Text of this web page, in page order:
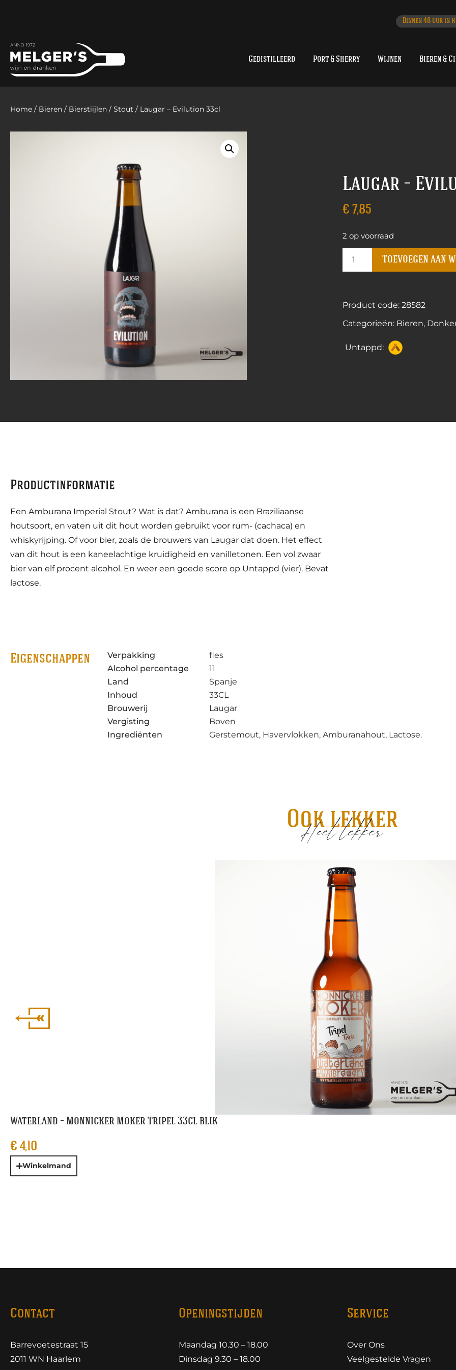
Binnen 48 uur in
Gedistilleerd Port & Sherry Wijnen Bieren &
Home / Bieren / Bierstiijlen / Stout / Laugar – Evilution 33cl
Laugar –
€ 7,85
2 op voorraad
Toevoegen aan
Product code: 28582
Categorieën: Bieren,
Untappd:
Productinformatie
Een Amburana Imperial Stout? Wat is dat? Amburana is een Braziliaanse
houtsoort, en vaten uit dit hout worden gebruikt voor rum- (cachaca) en
whiskyrijping. Of voor bier, zoals de brouwers van Laugar dat doen. Het effect
van dit hout is een kaneelachtige kruidigheid en vanilletonen. Een vol zwaar
bier van elf procent alcohol. En weer een goede score op Untappd (vier). Bevat
lactose.
Eigenschappen Verpakking
fles
Alcohol percentage
11
Land
Spanje
Inhoud
33CL
Brouwerij
Laugar
Vergisting
Boven
Ingrediënten
Gerstemout, Havervlokken, Amburanahout, Lactose.
Ook lekker
Heel lekker
Waterland – Monnicker Moker Tripel 33cl blik
€ 4,10
Winkelmand
Contact
Barrevoetestraat 15
2011 WN Haarlem
Openingstijden
Maandag 10.30 – 18.00
Dinsdag 9.30 – 18.00
Service
Over Ons
Veelgestelde Vragen